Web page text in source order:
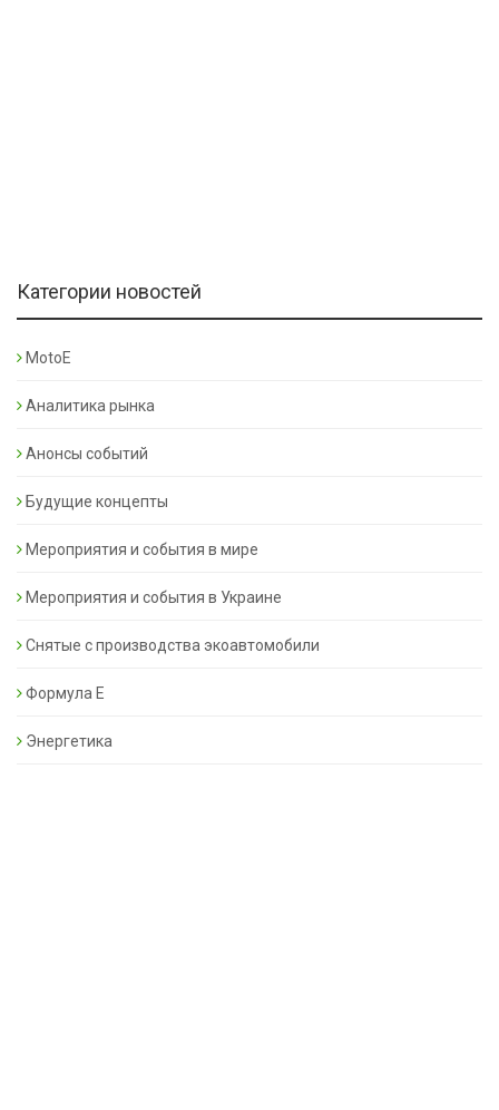
Категории новостей
MotoE
Аналитика рынка
Анонсы событий
Будущие концепты
Мероприятия и события в мире
Мероприятия и события в Украине
Снятые с производства экоавтомобили
Формула Е
Энергетика